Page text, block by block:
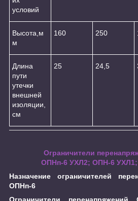
условий
Высота,м
м
160 250
Длина
пути
утечки
внешней
изоляции,
см
25 24,5
Ограничители
ОПНп-6 УХЛ2; ОПН-6
Назначение ограничителей
ОПНп-6
Ограничители